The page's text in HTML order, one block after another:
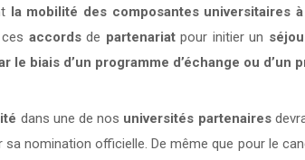
la mobilité des composantes universitaires
accordsde partenariatpour initier un
le biais d’un programme d’échange ou
dans une de nos universités partenaires
nomination officielle. De même que pour le